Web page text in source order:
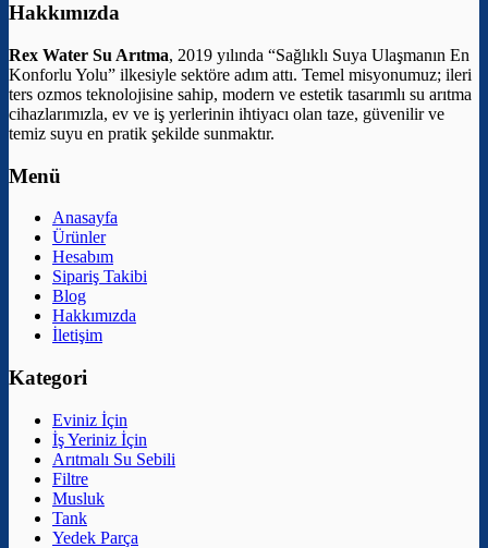
Hakkımızda
Rex Water Su Arıtma, 2019 yılında “Sağlıklı Suya Ulaşmanın En
Konforlu Yolu” ilkesiyle sektöre adım attı. Temel misyonumuz; ileri
ters ozmos teknolojisine sahip, modern ve estetik tasarımlı su arıtma
cihazlarımızla, ev ve iş yerlerinin ihtiyacı olan taze, güvenilir ve
temiz suyu en pratik şekilde sunmaktır.
Menü
Anasayfa
Ürünler
Hesabım
Sipariş Takibi
Blog
Hakkımızda
İletişim
Kategori
Eviniz İçin
İş Yeriniz İçin
Arıtmalı Su Sebili
Filtre
Musluk
Tank
Yedek Parça